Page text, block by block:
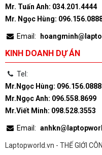
Mr. Tuấn Anh: 034.201.4444
Mr. Ngọc Hùng:
Email:
KINH DOANH DỰ ÁN
Tel:
Mr.Ngọc Hùng: 096.156.0888
Mr.Ngọc Anh: 096.558.8699
Mr.Viết Minh: 098.528.3553
Email:
Laptopworld.vn - THẾ GIỚI